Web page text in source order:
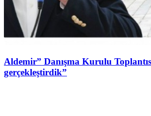
Aldemir” Danışma Kurulu
gerçekleştirdik”